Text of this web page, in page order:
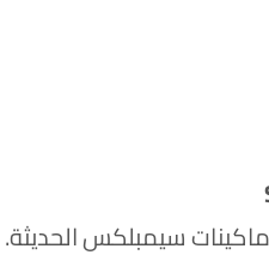
سيمبلكس الحديثة.